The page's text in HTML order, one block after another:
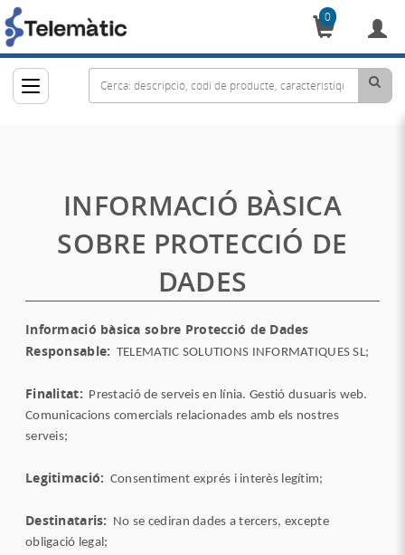
0
INFORMACIÓ BÀSICA
SOBRE PROTECCIÓ DE
DADES
Informació bàsica sobre Protecció de Dades
Responsable: TELEMATIC SOLUTIONS INFORMATIQUES SL;
Finalitat: Prestació de serveis en línia. Gestió dusuaris web.
Comunicacions comercials relacionades amb els nostres
serveis;
Legitimació: Consentiment exprés i interès legítim;
Destinataris: No se cediran dades a tercers, excepte
obligació legal;